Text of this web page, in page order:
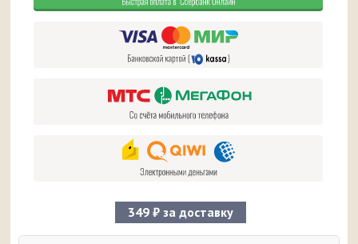
349 ₽ за доставку